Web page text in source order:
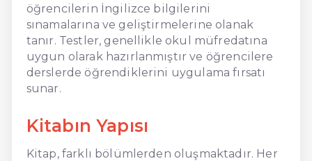
öğrencilerin İngilizce bilgilerini
sınamalarına ve geliştirmelerine olanak
tanır. Testler, genellikle okul müfredatına
uygun olarak hazırlanmıştır ve öğrencilere
derslerde öğrendiklerini uygulama fırsatı
sunar.
Kitabın Yapısı
Kitap, farklı bölümlerden oluşmaktadır. Her